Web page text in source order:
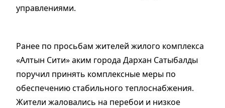
управлениями.
Ранее по просьбам жителей жилого комплекса
«Алтын Сити» аким города Дархан Сатыбалды
поручил принять комплексные меры по
обеспечению стабильного теплоснабжения.
Жители жаловались на перебои и низкое